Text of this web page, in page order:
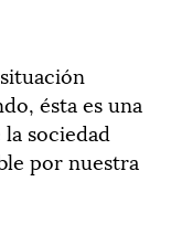
ésta es una
sociedad
por nuestra